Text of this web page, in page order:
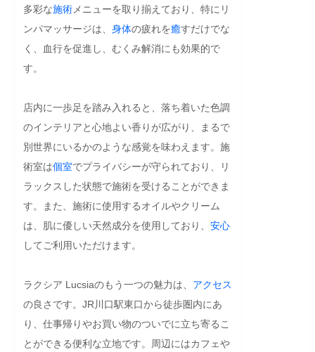
多彩な施術 メニューを取り揃えており、特にリ
ンパマッサージは、 身体の疲れを癒すだけでな
く、血行を促進し、むくみ解消にも効果的で
す。
店内に一歩足を踏み入れると、落ち着いた色調
のインテリアと心地よい香りが広がり、まるで
別世界にいるかのような感覚を味わえます。施
術室は個室でプライバシーが守られており、リ
ラックスした状態で施術を受けることができま
す。また、施術に使用するオイルやクリーム
は、肌に優しい天然成分を使用しており、 安心
してご利用いただけます。
ラクシア Lucsiaのもう一つの魅力は、 アクセス
の良さです。JR川口駅東口から徒歩圏内にあ
り、仕事帰りやお買い物のついでに立ち寄るこ
とができる便利な立地です。周辺にはカフェや